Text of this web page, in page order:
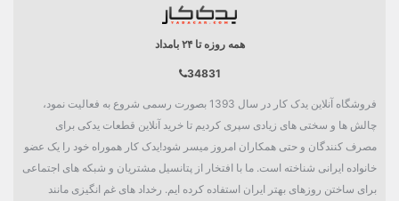
جعبه تکی
فیلتر همه روزه تا ۲۴ بامداد
34831
فروشگاه آنلاین یدک کار در سال 1393 بصورت رسمی شروع به فعالیت نمود،
چالش ها و سختی های زیادی سپری کردیم تا خرید آنلاین قطعات یدکی برای
مصرف کنندگان و حتی همکاران امروز میسر شود!یدک کار هموراه خود را یک عضو
خانواده ایرانی شناخته است. ما با افتخار از پتانسیل مشتریان و شبکه های اجتماعی
برای ساختن روزهای بهتر ایران استفاده کرده ایم. رخداد های غم انگیزی مانند